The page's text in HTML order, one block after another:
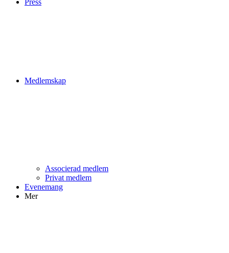
Press
Medlemskap
Associerad medlem
Privat medlem
Evenemang
Mer